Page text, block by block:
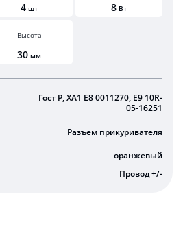
4 шт 8 Вт
Высота
30 мм
Гост Р, XA1 E8 0011270, E9 10R-
05-16251
Разъем прикуривателя
оранжевый
Провод +/-